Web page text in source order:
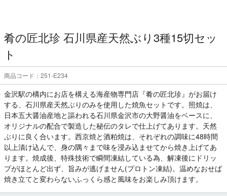
肴の匠北珍 石川県産天然ぶり3種15切セッ
ト
商品コード：251-E234
金沢駅の構内にお店を構える海産物専門店『肴の匠北珍』がお届け
する、石川県産天然ぶりのみを使用した焼魚セットです。照焼は、
日本五大醤油産地と謳われる石川県金沢市の大野醤油をベースに、
オリジナルの配合で製造した秘伝のタレで仕上げてあります。天然
ぶりに良く合います。西京焼と酒粕焼は、それぞれの調味に48時間
以上漬け込んで、身の隅々まで味を浸み込ませてから焼き上げてあ
ります。焼成後、特殊技術で瞬間凍結している為、解凍後にドリッ
プがほとんど出ず、旨みが逃げません(プロトン凍結)。温めなおせば
焼き立てと変わらないふっくら感と風味をお楽しみ頂けます。